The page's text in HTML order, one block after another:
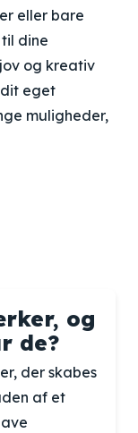
eller bare
dine
og kreativ
eget
muligheder,
og
de?
der skabes
af et